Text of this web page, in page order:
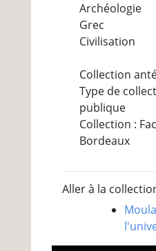
Archéologie
Grec
Civilisation
Collection
Type de
publique
Collection :
Bordeaux
Aller à la